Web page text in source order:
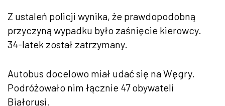
Z ustaleń policji wynika, że prawdopodobną
przyczyną wypadku było zaśnięcie kierowcy.
34-latek został zatrzymany.
Autobus docelowo miał udać się na Węgry.
Podróżowało nim łącznie 47 obywateli
Białorusi.